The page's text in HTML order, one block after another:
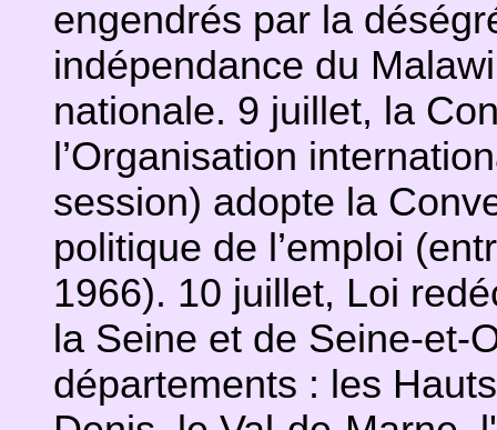
engendrés par la
indépendance du
nationale. 9 juillet, la
l’Organisation
session) adopte la
politique de l’emploi
1966). 10 juillet, Loi
la Seine et de Seine-et-
départements : les